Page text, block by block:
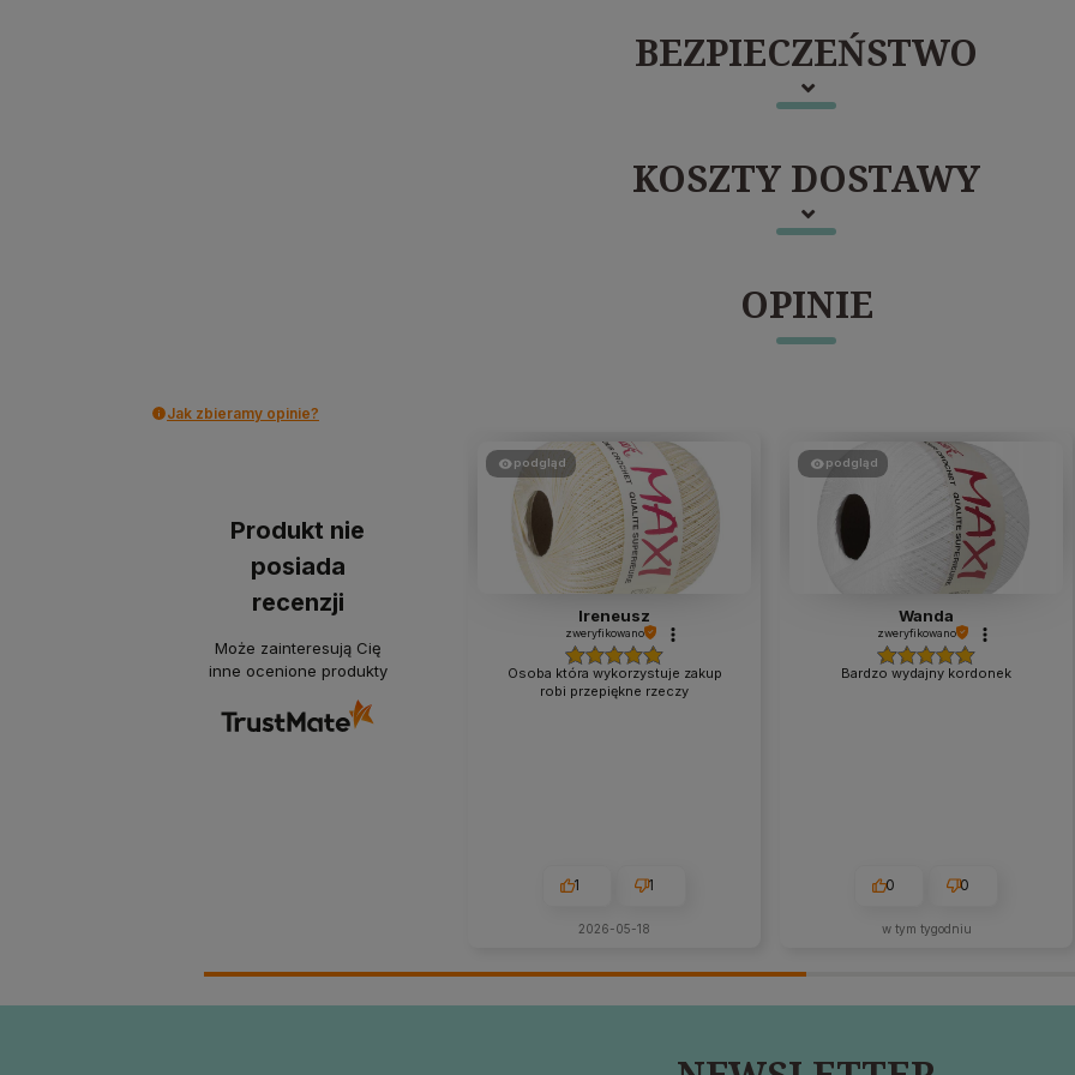
BEZPIECZEŃSTWO
KOSZTY DOSTAWY
OPINIE
Jak zbieramy opinie?
Produkt nie
posiada
recenzji
Może zainteresują Cię
inne ocenione produkty
podgląd
Ireneusz
zweryfikowano
Osoba która wykorzystuje zakup
robi przepiękne rzeczy
1 1
2026-05-18
podgląd
Wanda
zweryfikowano
Bardzo wydajny kordonek
0 0
w tym tygodniu